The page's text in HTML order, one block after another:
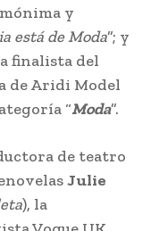
y
está de Moda”; y
finalista del
de Aridi Model
“Moda”.
de teatro
Julie
), la